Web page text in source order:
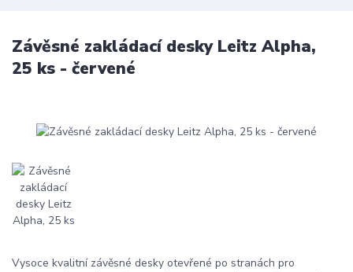
Závěsné zakládací desky Leitz Alpha,
25 ks - červené
Vysoce kvalitní závěsné desky otevřené po stranách pro